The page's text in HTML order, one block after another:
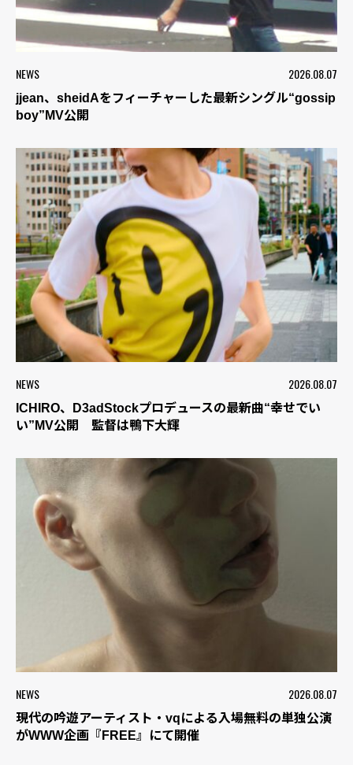
NEWS 2026.08.07
jjean、sheidAをフィーチャーした最新シングル“gossip
boy”MV公開
NEWS 2026.08.07
ICHIRO、D3adStockプロデュースの最新曲“幸せでい
い”MV公開 監督は鴨下大輝
NEWS 2026.08.07
現代の吟遊アーティスト・vqによる入場無料の単独公演
がWWW企画『FREE』にて開催